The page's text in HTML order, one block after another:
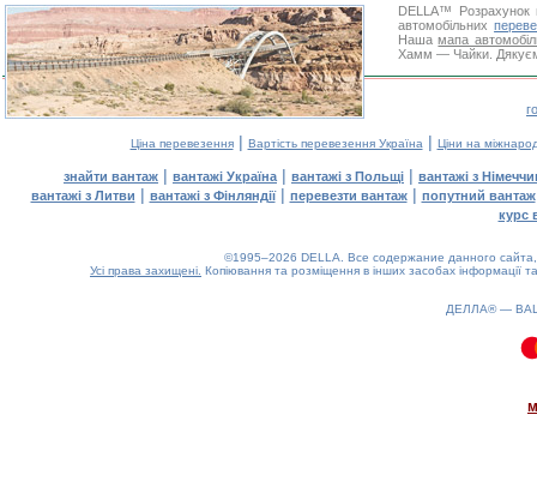
DELLA™
Розрахунок
автомобільних
Нашамапа
Хамм — Чайки.
Ціна перевезення| Вартість перевезення Україна | Ціни на
знайти вантаж | вантажі Україна | вантажі з Польщі | вантажі з
вантажі з Литви | вантажі з Фінляндії| перевезти вантаж| попутний вантаж
курс
©1995–2026 DELLA. Все содержание данного
Усі права захищені. Копіювання та розміщення в інших засобах інформації
ДЕЛЛА® —